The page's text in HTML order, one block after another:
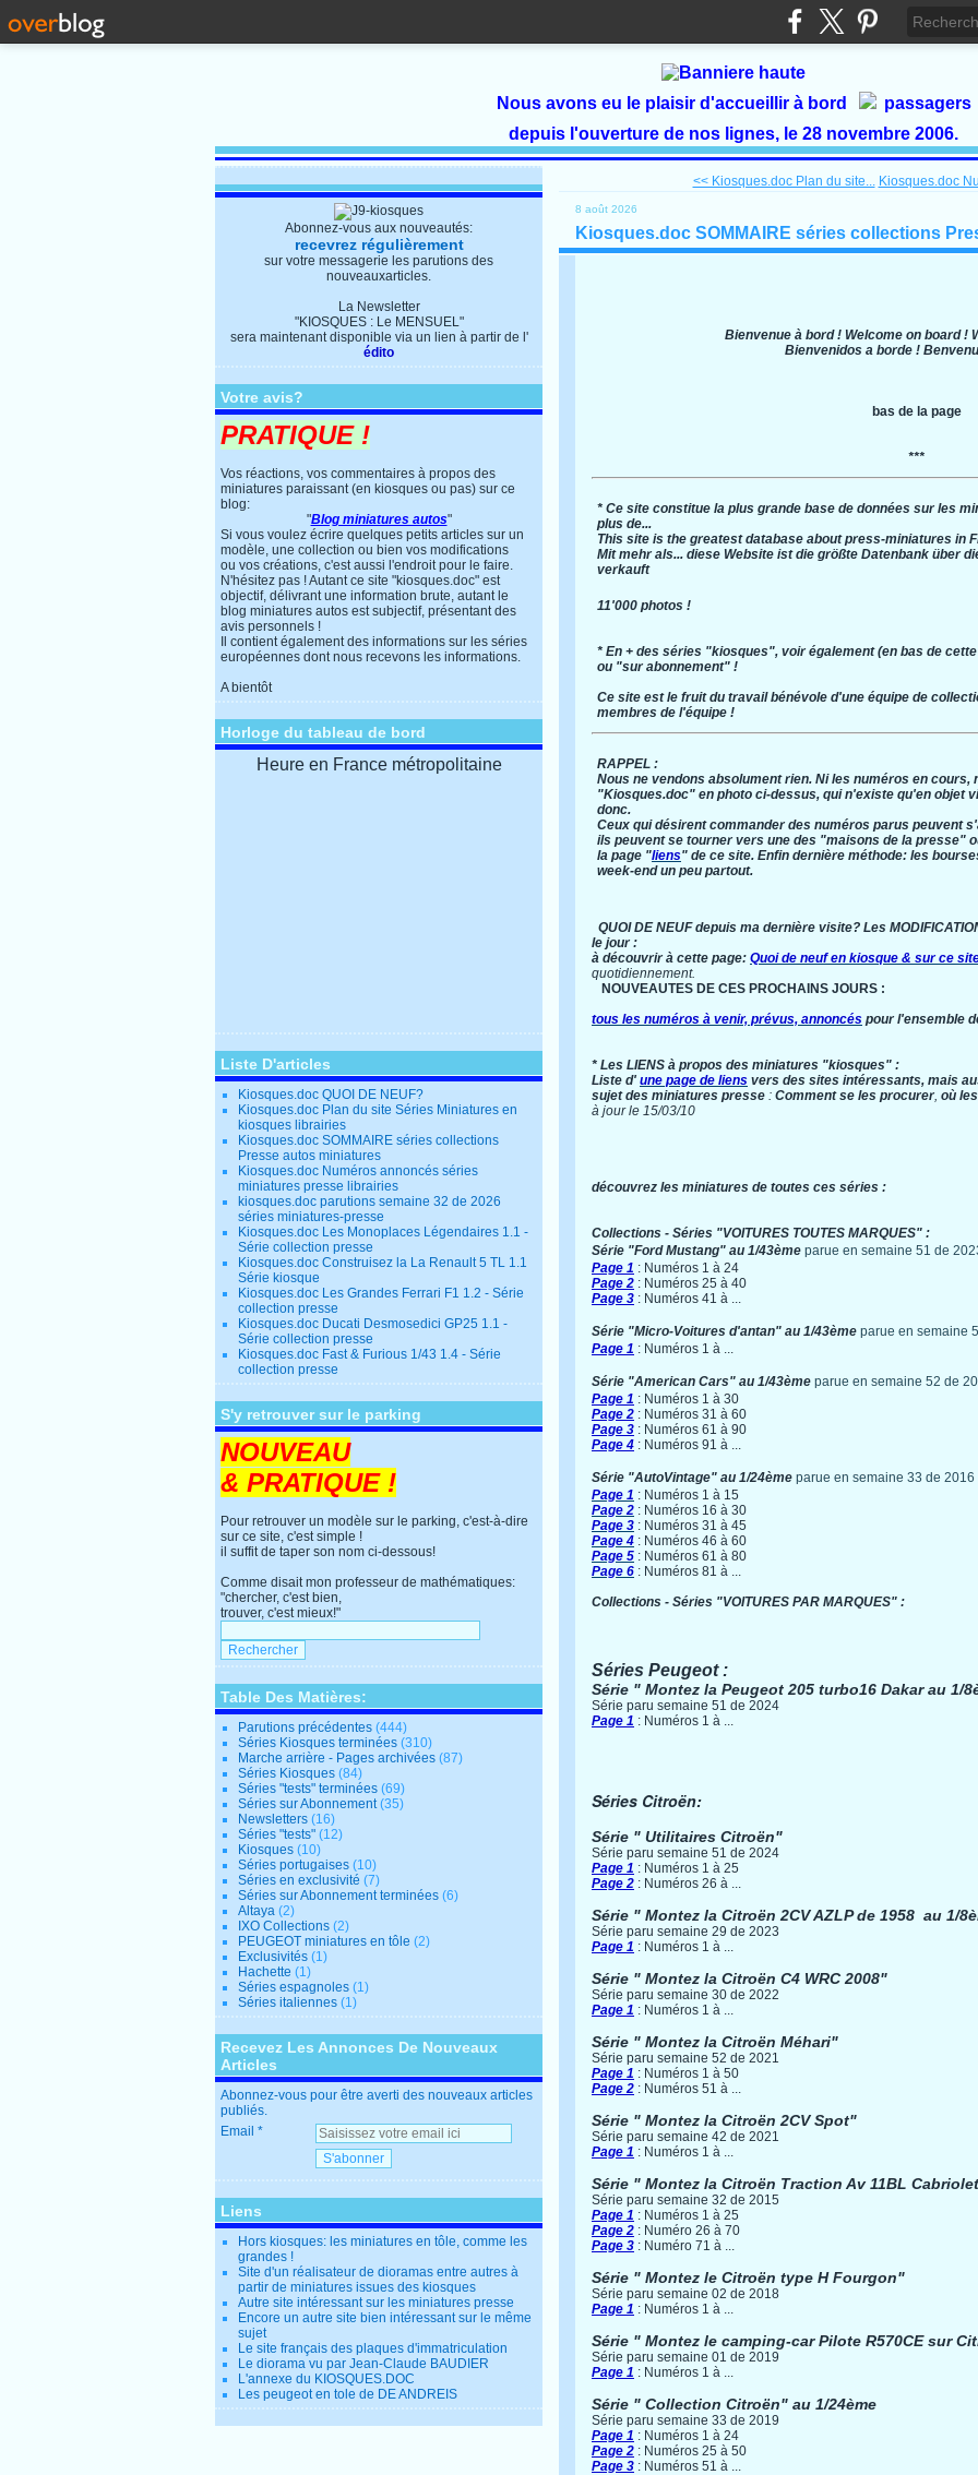
Nous avons eu le plaisir d'accueillir à bord
passagers
depuis l'ouverture de nos lignes, le 28 novembre 2006.
Abonnez-vous aux nouveautés:
recevrez régulièrement
sur votre messagerie les parutions des
nouveauxarticles.
La Newsletter
"KIOSQUES : Le MENSUEL"
sera maintenant disponible via un lien à partir de l'
édito
Votre avis?
PRATIQUE !
Vos réactions, vos commentaires à propos des
miniatures paraissant (en kiosques ou pas) sur ce
blog:
"Blog miniatures autos"
Si vous voulez écrire quelques petits articles sur un
modèle, une collection ou bien vos modifications
ou vos créations, c'est aussi l'endroit pour le faire.
N'hésitez pas ! Autant ce site "kiosques.doc" est
objectif, délivrant une information brute, autant le
blog miniatures autos est subjectif, présentant des
avis personnels !
Il contient également des informations sur les séries
européennes dont nous recevons les informations.
A bientôt
Horloge du tableau de bord
Heure en France métropolitaine
Liste D'articles
Kiosques.doc QUOI DE NEUF?
Kiosques.doc Plan du site Séries Miniatures en
kiosques librairies
Kiosques.doc SOMMAIRE séries collections
Presse autos miniatures
Kiosques.doc Numéros annoncés séries
miniatures presse librairies
kiosques.doc parutions semaine 32 de 2026
séries miniatures-presse
Kiosques.doc Les Monoplaces Légendaires 1.1 -
Série collection presse
Kiosques.doc Construisez la La Renault 5 TL 1.1
Série kiosque
Kiosques.doc Les Grandes Ferrari F1 1.2 - Série
collection presse
Kiosques.doc Ducati Desmosedici GP25 1.1 -
Série collection presse
Kiosques.doc Fast & Furious 1/43 1.4 - Série
collection presse
S'y retrouver sur le parking
NOUVEAU
& PRATIQUE !
Pour retrouver un modèle sur le parking, c'est-à-dire
sur ce site, c'est simple !
il suffit de taper son nom ci-dessous!
Comme disait mon professeur de mathématiques:
"chercher, c'est bien,
trouver, c'est mieux!"
Table Des Matières:
Parutions précédentes (444)
Séries Kiosques terminées (310)
Marche arrière - Pages archivées (87)
Séries Kiosques (84)
Séries "tests" terminées (69)
Séries sur Abonnement(35)
Newsletters (16)
Séries "tests" (12)
Kiosques (10)
Séries portugaises (10)
Séries en exclusivité (7)
Séries sur Abonnement terminées (6)
Altaya (2)
IXO Collections (2)
PEUGEOT miniatures en tôle (2)
Exclusivités (1)
Hachette (1)
Séries espagnoles (1)
Séries italiennes (1)
Recevez Les Annonces De Nouveaux
Articles
Abonnez-vous pour être averti des nouveaux articles
publiés.
Email
Liens
Hors kiosques: les miniatures en tôle, comme les
grandes !
Site d'un réalisateur de dioramas entre autres à
partir de miniatures issues des kiosques
Autre site intéressant sur les miniatures presse
Encore un autre site bien intéressant sur le même
sujet
Le site français des plaques d'immatriculation
Le diorama vu par Jean-Claude BAUDIER
L'annexe du KIOSQUES.DOC
Les peugeot en tole de DE ANDREIS
<< Kiosques.doc Plan du site... Kiosques.doc
8 août 2026
Kiosques.doc SOMMAIRE séries collections
Bienvenue à bord ! Welcome on board !
Bienvenidos a borde !
bas de la page
***
* Ce site constitue la plus grande base de données sur les
plus de...
This site is the greatest database about press-miniatures in
Mit mehr als... diese Website ist die größte Datenbank über
verkauft
11'000 photos !
* En + des séries "kiosques", voir également (en bas de
ou "sur abonnement" !
Ce site est le fruit du travail bénévole d'une équipe de
membres de l'équipe !
RAPPEL :
Nous ne vendons absolument rien. Ni les numéros en cours,
"Kiosques.doc" en photo ci-dessus, qui n'existe qu'en objet
donc.
Ceux qui désirent commander des numéros parus peuvent
ils peuvent se tourner vers une des "maisons de la presse"
la page "liens" de ce site. Enfin dernière méthode: les
week-end un peu partout.
QUOI DE NEUF depuis ma dernière visite? Les
le jour :
à découvrir à cette page: Quoi de neuf en kiosque & sur ce
quotidiennement.
NOUVEAUTES DE CES PROCHAINS JOURS :
tous les numéros à venir, prévus, annoncés pour l'ensemble
* Les LIENS à propos des miniatures "kiosques" :
Liste d' une page de liens vers des sites intéressants, mais
sujet des miniatures presse : Comment se les procurer, où
à jour le 15/03/10
découvrez les miniatures de toutes ces séries :
Collections - Séries "VOITURES TOUTES MARQUES" :
Série "Ford Mustang" au 1/43ème parue en semaine 51 de
Page 1 : Numéros 1 à 24
Page 2 : Numéros 25 à 40
Page 3 : Numéros 41 à ...
Série "Micro-Voitures d'antan" au 1/43ème parue en semaine
Page 1 : Numéros 1 à ...
Série "American Cars" au 1/43ème parue en semaine 52 de
Page 1 : Numéros 1 à 30
Page 2 : Numéros 31 à 60
Page 3 : Numéros 61 à 90
Page 4 : Numéros 91 à ...
Série "AutoVintage" au 1/24ème parue en semaine 33 de 2016
Page 1 : Numéros 1 à 15
Page 2 : Numéros 16 à 30
Page 3 : Numéros 31 à 45
Page 4 : Numéros 46 à 60
Page 5 : Numéros 61 à 80
Page 6 : Numéros 81 à ...
Collections - Séries "VOITURES PAR MARQUES" :
Séries Peugeot :
Série " Montez la Peugeot 205 turbo16 Dakar au 1/
Série paru semaine 51 de 2024
Page 1 : Numéros 1 à ...
Séries Citroën:
Série " Utilitaires Citroën"
Série paru semaine 51 de 2024
Page 1 : Numéros 1 à 25
Page 2 : Numéros 26 à ...
Série " Montez la Citroën 2CV AZLP de 1958 au 1/
Série paru semaine 29 de 2023
Page 1 : Numéros 1 à ...
Série " Montez la Citroën C4 WRC 2008"
Série paru semaine 30 de 2022
Page 1 : Numéros 1 à ...
Série " Montez la Citroën Méhari"
Série paru semaine 52 de 2021
Page 1 : Numéros 1 à 50
Page 2 : Numéros 51 à ...
Série " Montez la Citroën 2CV Spot"
Série paru semaine 42 de 2021
Page 1 : Numéros 1 à ...
Série " Montez la Citroën Traction Av 11BL
Série paru semaine 32 de 2015
Page 1 : Numéros 1 à 25
Page 2 : Numéro 26 à 70
Page 3 : Numéro 71 à ...
Série " Montez le Citroën type H Fourgon"
Série paru semaine 02 de 2018
Page 1 : Numéros 1 à ...
Série " Montez le camping-car Pilote R570CE sur
Série paru semaine 01 de 2019
Page 1 : Numéros 1 à ...
Série " Collection Citroën" au 1/24ème
Série paru semaine 33 de 2019
Page 1 : Numéros 1 à 24
Page 2 : Numéros 25 à 50
Page 3 : Numéros 51 à ...